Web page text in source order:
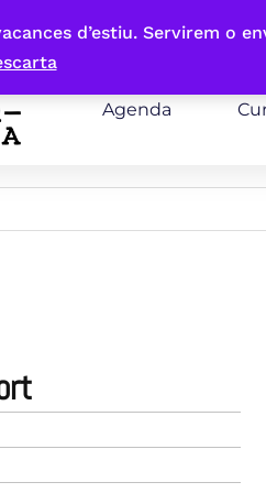
d’estiu. Servirem o
Agenda